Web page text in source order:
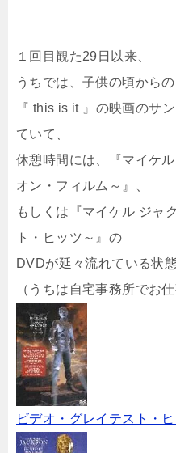
１回目観た29日以来、
うちでは、子供の頃から
『 this is it 』の映画のサ
ていて、
休憩時間には、『マイケ
オン・フィルム～』、
もしくは『マイケル ジャ
ト・ヒッツ～』の
DVDが延々流れている状態
（うちは自宅事務所でお
ビデオ・グレイテスト・